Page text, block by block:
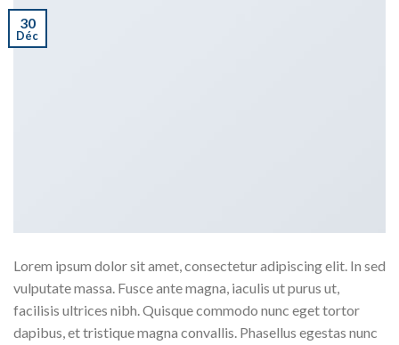
30
Déc
Lorem ipsum dolor sit amet, consectetur adipiscing elit. In sed
vulputate massa. Fusce ante magna, iaculis ut purus ut,
facilisis ultrices nibh. Quisque commodo nunc eget tortor
dapibus, et tristique magna convallis. Phasellus egestas nunc